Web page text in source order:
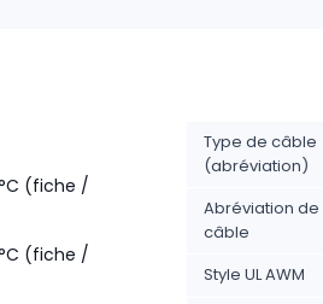
(fiche /
(fiche /
Type de câble
(abréviation)
Abréviation de
câble
Style UL AWM